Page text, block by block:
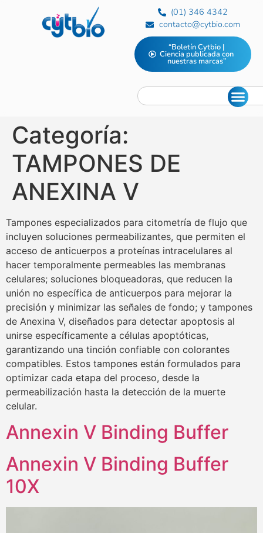
(01) 346 4342
contacto@cytbio.com
“Boletín Cytbio |
Ciencia publicada con
nuestras marcas”
Categoría:
TAMPONES DE
ANEXINA V
Tampones especializados para citometría de flujo que
incluyen soluciones permeabilizantes, que permiten el
acceso de anticuerpos a proteínas intracelulares al
hacer temporalmente permeables las membranas
celulares; soluciones bloqueadoras, que reducen la
unión no específica de anticuerpos para mejorar la
precisión y minimizar las señales de fondo; y tampones
de Anexina V, diseñados para detectar apoptosis al
unirse específicamente a células apoptóticas,
garantizando una tinción confiable con colorantes
compatibles. Estos tampones están formulados para
optimizar cada etapa del proceso, desde la
permeabilización hasta la detección de la muerte
celular.
Annexin V Binding Buffer
Annexin V Binding Buffer
10X